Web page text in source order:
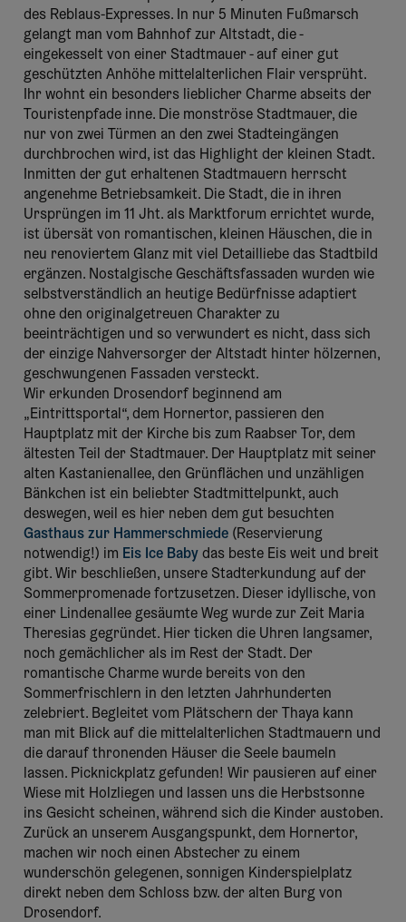
des Reblaus-Expresses. In nur 5 Minuten Fußmarsch
gelangt man vom Bahnhof zur Altstadt, die -
eingekesselt von einer Stadtmauer - auf einer gut
geschützten Anhöhe mittelalterlichen Flair versprüht.
Ihr wohnt ein besonders lieblicher Charme abseits der
Touristenpfade inne. Die monströse Stadtmauer, die
nur von zwei Türmen an den zwei Stadteingängen
durchbrochen wird, ist das Highlight der kleinen Stadt.
Inmitten der gut erhaltenen Stadtmauern herrscht
angenehme Betriebsamkeit. Die Stadt, die in ihren
Ursprüngen im 11 Jht. als Marktforum errichtet wurde,
ist übersät von romantischen, kleinen Häuschen, die in
neu renoviertem Glanz mit viel Detailliebe das Stadtbild
ergänzen. Nostalgische Geschäftsfassaden wurden wie
selbstverständlich an heutige Bedürfnisse adaptiert
ohne den originalgetreuen Charakter zu
beeinträchtigen und so verwundert es nicht, dass sich
der einzige Nahversorger der Altstadt hinter hölzernen,
geschwungenen Fassaden versteckt.
Wir erkunden Drosendorf beginnend am
„Eintrittsportal“, dem Hornertor, passieren den
Hauptplatz mit der Kirche bis zum Raabser Tor, dem
ältesten Teil der Stadtmauer. Der Hauptplatz mit seiner
alten Kastanienallee, den Grünflächen und unzähligen
Bänkchen ist ein beliebter Stadtmittelpunkt, auch
deswegen, weil es hier neben dem gut besuchten
Gasthaus zur Hammerschmiede (Reservierung
notwendig!) im Eis Ice Baby das beste Eis weit und breit
gibt. Wir beschließen, unsere Stadterkundung auf der
Sommerpromenade fortzusetzen. Dieser idyllische, von
einer Lindenallee gesäumte Weg wurde zur Zeit Maria
Theresias gegründet. Hier ticken die Uhren langsamer,
noch gemächlicher als im Rest der Stadt. Der
romantische Charme wurde bereits von den
Sommerfrischlern in den letzten Jahrhunderten
zelebriert. Begleitet vom Plätschern der Thaya kann
man mit Blick auf die mittelalterlichen Stadtmauern und
die darauf thronenden Häuser die Seele baumeln
lassen. Picknickplatz gefunden! Wir pausieren auf einer
Wiese mit Holzliegen und lassen uns die Herbstsonne
ins Gesicht scheinen, während sich die Kinder austoben.
Zurück an unserem Ausgangspunkt, dem Hornertor,
machen wir noch einen Abstecher zu einem
wunderschön gelegenen, sonnigen Kinderspielplatz
direkt neben dem Schloss bzw. der alten Burg von
Drosendorf.